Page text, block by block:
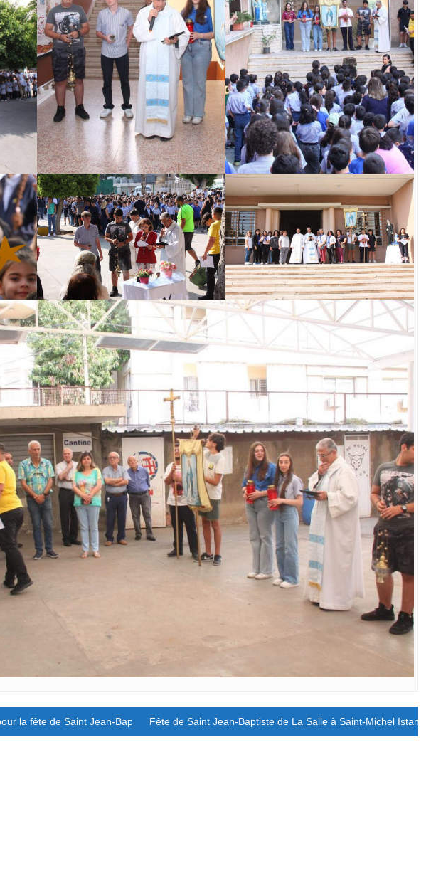
la fête de Saint Jean-Baptiste de La SalleFête de Saint Jean-Baptiste de La Salle à Saint-Michel Istanbul